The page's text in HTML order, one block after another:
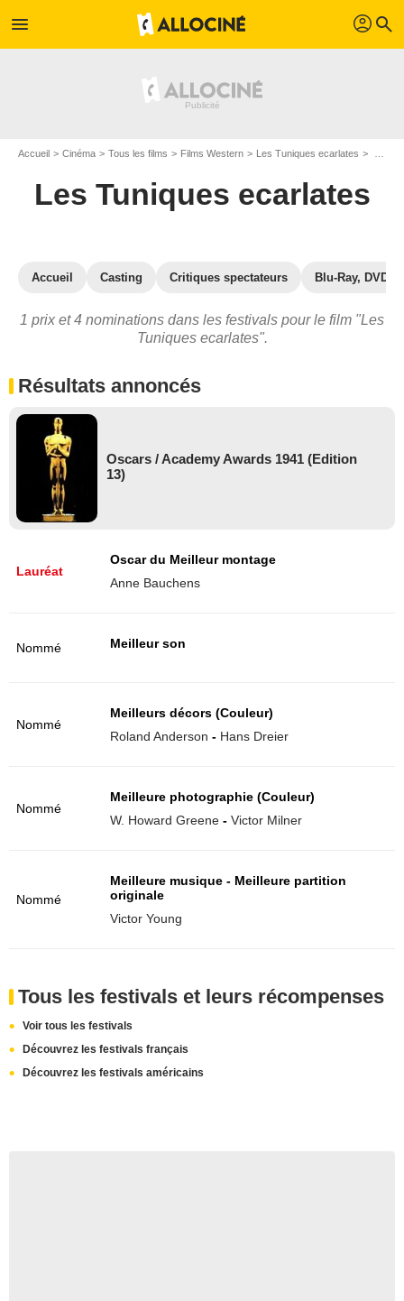
menu profil search
Accueil Cinéma Tous les films Films Western Les Tuniques ecarlates
Les Tuniques ecarlates
Accueil Casting Critiques spectateurs Blu-Ray, DVD
1 prix et 4 nominations dans les festivals pour le film "Les
Tuniques ecarlates".
Résultats annoncés
Oscars / Academy Awards 1941 (Edition
13)
Lauréat
Oscar du Meilleur montage
Anne Bauchens
Nommé Meilleur son
Nommé
Meilleurs décors (Couleur)
Roland Anderson - Hans Dreier
Nommé
Meilleure photographie (Couleur)
W. Howard Greene - Victor Milner
Nommé
Meilleure musique - Meilleure partition
originale
Victor Young
Tous les festivals et leurs récompenses
Voir tous les festivals
Découvrez les festivals français
Découvrez les festivals américains